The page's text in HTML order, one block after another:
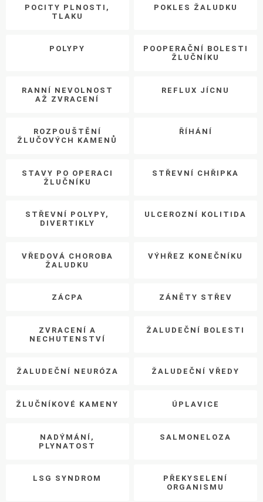
POCITY PLNOSTI,
TLAKU
POKLES ŽALUDKU
POLYPY
POOPERAČNÍ BOLESTI
ŽLUČNÍKU
RANNÍ NEVOLNOST
AŽ ZVRACENÍ
REFLUX JÍCNU
ROZPOUŠTĚNÍ
ŽLUČOVÝCH KAMENŮ
ŘÍHÁNÍ
STAVY PO OPERACI
ŽLUČNÍKU
STŘEVNÍ CHŘIPKA
STŘEVNÍ POLYPY,
DIVERTIKLY
ULCEROZNÍ KOLITIDA
VŘEDOVÁ CHOROBA
ŽALUDKU
VÝHŘEZ KONEČNÍKU
ZÁCPA ZÁNĚTY STŘEV
ZVRACENÍ A
NECHUTENSTVÍ
ŽALUDEČNÍ BOLESTI
ŽALUDEČNÍ NEURÓZA ŽALUDEČNÍ VŘEDY
ŽLUČNÍKOVÉ KAMENY ÚPLAVICE
NADÝMÁNÍ,
PLYNATOST
SALMONELOZA
LSG SYNDROM
PŘEKYSELENÍ
ORGANISMU